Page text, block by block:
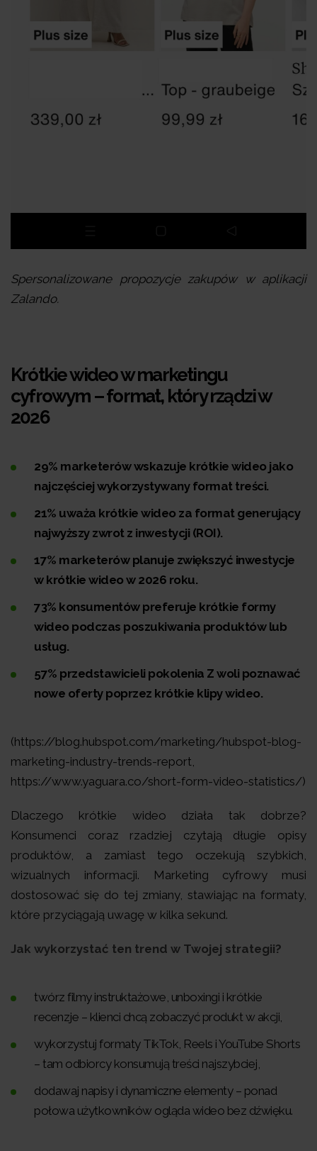
Spersonalizowane propozycje zakupów w aplikacji
Zalando.
Krótkie wideo w marketingu
cyfrowym – format, który rządzi w
2026
29% marketerów wskazuje krótkie wideo jako
najczęściej wykorzystywany format treści.
21% uważa krótkie wideo za format generujący
najwyższy zwrot z inwestycji (ROI).
17% marketerów planuje zwiększyć inwestycje
w krótkie wideo w 2026 roku.
73% konsumentów preferuje krótkie formy
wideo podczas poszukiwania produktów lub
usług.
57% przedstawicieli pokolenia Z woli poznawać
nowe oferty poprzez krótkie klipy wideo.
(https://blog.hubspot.com/marketing/hubspot-blog-
marketing-industry-trends-report,
https://www.yaguara.co/short-form-video-statistics/)
Dlaczego krótkie wideo działa tak dobrze?
Konsumenci coraz rzadziej czytają długie opisy
produktów, a zamiast tego oczekują szybkich,
wizualnych informacji. Marketing cyfrowy musi
dostosować się do tej zmiany, stawiając na formaty,
które przyciągają uwagę w kilka sekund.
Jak wykorzystać ten trend w Twojej strategii?
twórz filmy instruktażowe, unboxingi i krótkie
recenzje – klienci chcą zobaczyć produkt w akcji,
wykorzystuj formaty TikTok, Reels i YouTube Shorts
– tam odbiorcy konsumują treści najszybciej,
dodawaj napisy i dynamiczne elementy – ponad
połowa użytkowników ogląda wideo bez dźwięku.